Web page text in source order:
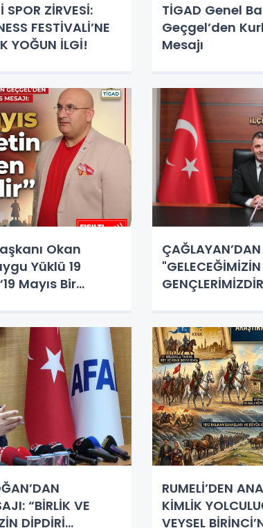
SPOR ZİRVESİ:
FESTİVALİ’NE
YOĞUN İLGİ!
TİGAD Genel
Geçgel’den
Mesajı
Okan
Yüklü 19
Mayıs Bir
“BİRLİK VE
DİPDİRİ
RUMELİ’DEN
KİMLİK
VEYSEL